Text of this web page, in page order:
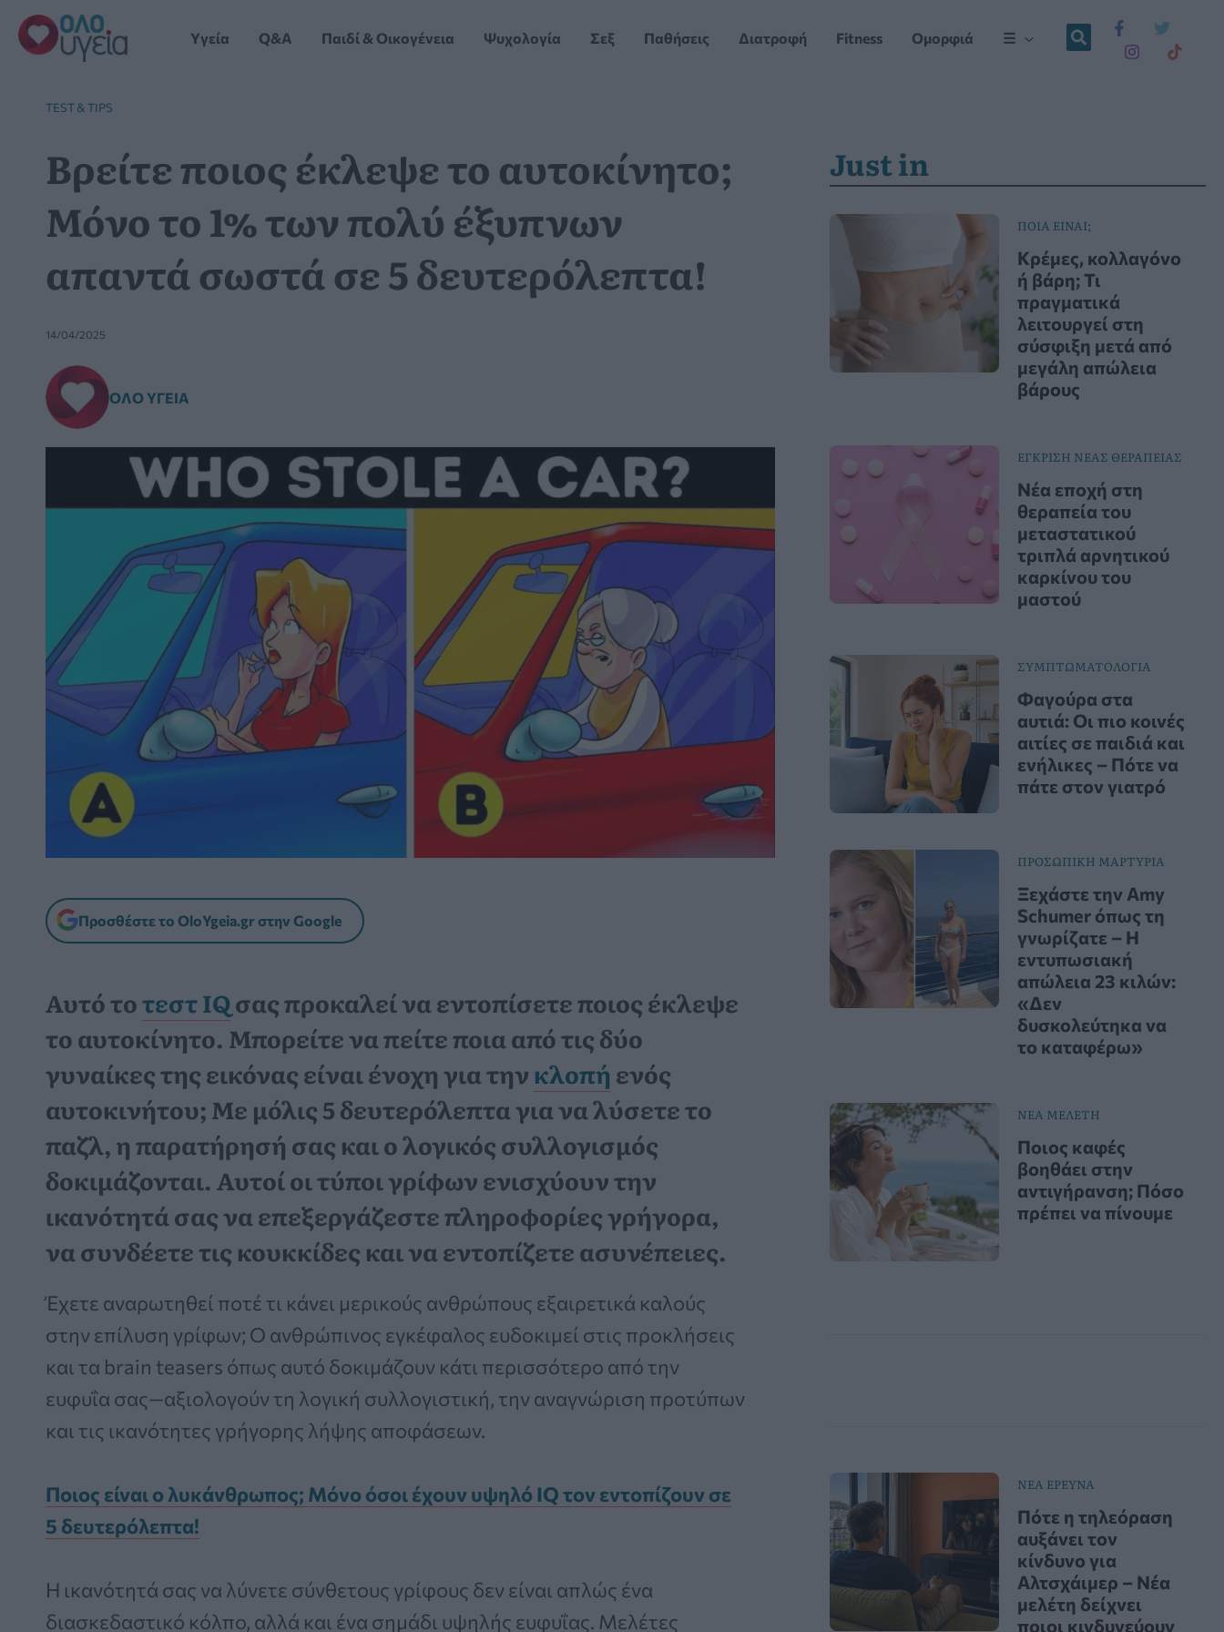
Μετάβαση
στο
περιεχόμενο
Yγεία Q&A Παιδί & Οικογένεια Ψυχολογία Σεξ Παθήσεις Διατροφή Fitness Ομορφιά ☰
TEST & TIPS
Βρείτε ποιος έκλεψε το αυτοκίνητο;
Μόνο το 1% των πολύ έξυπνων
απαντά σωστά σε 5 δευτερόλεπτα!
14/04/2025
ΌΛΟ ΥΓΕΊΑ
Προσθέστε το OloYgeia.gr στην Google
Αυτό τοτεστ IQσας προκαλεί να εντοπίσετε ποιος έκλεψε
το αυτοκίνητο. Μπορείτε να πείτε ποια από τις δύο
γυναίκες της εικόνας είναι ένοχη για την κλοπή ενός
αυτοκινήτου; Με μόλις 5 δευτερόλεπτα για να λύσετε το
παζλ, η παρατήρησή σας και ο λογικός συλλογισμός
δοκιμάζονται. Αυτοί οι τύποι γρίφων ενισχύουν την
ικανότητά σας να επεξεργάζεστε πληροφορίες γρήγορα,
να συνδέετε τις κουκκίδες και να εντοπίζετε ασυνέπειες.
Έχετε αναρωτηθεί ποτέ τι κάνει μερικούς ανθρώπους εξαιρετικά καλούς
στην επίλυση γρίφων; Ο ανθρώπινος εγκέφαλος ευδοκιμεί στις προκλήσεις
και τα brain teasers όπως αυτό δοκιμάζουν κάτι περισσότερο από την
ευφυΐα σας—αξιολογούν τη λογική συλλογιστική, την αναγνώριση προτύπων
και τις ικανότητες γρήγορης λήψης αποφάσεων.
Ποιος είναι ο λυκάνθρωπος; Μόνο όσοι έχουν υψηλό IQ τον εντοπίζουν σε
5 δευτερόλεπτα!
Η ικανότητά σας να λύνετε σύνθετους γρίφους δεν είναι απλώς ένα
διασκεδαστικό κόλπο, αλλά και ένα σημάδι υψηλής ευφυΐας. Μελέτες
Just in
ΠΟΙΑ ΕΙΝΑΙ;
Κρέμες, κολλαγόνο
ή βάρη; Τι
πραγματικά
λειτουργεί στη
σύσφιξη μετά από
μεγάλη απώλεια
βάρους
ΕΓΚΡΙΣΗ ΝΕΑΣ ΘΕΡΑΠΕΙΑΣ
Νέα εποχή στη
θεραπεία του
μεταστατικού
τριπλά αρνητικού
καρκίνου του
μαστού
ΣΥΜΠΤΩΜΑΤΟΛΟΓΙΑ
Φαγούρα στα
αυτιά: Οι πιο κοινές
αιτίες σε παιδιά και
ενήλικες – Πότε να
πάτε στον γιατρό
ΠΡΟΣΩΠΙΚΗ ΜΑΡΤΥΡΙΑ
Ξεχάστε την Amy
Schumer όπως τη
γνωρίζατε – Η
εντυπωσιακή
απώλεια 23 κιλών:
«Δεν
δυσκολεύτηκα να
το καταφέρω»
ΝΕΑ ΜΕΛΕΤΗ
Ποιος καφές
βοηθάει στην
αντιγήρανση; Πόσο
πρέπει να πίνουμε
ΝΕΑ ΕΡΕΥΝΑ
Πότε η τηλεόραση
αυξάνει τον
κίνδυνο για
Αλτσχάιμερ – Νέα
μελέτη δείχνει
ποιοι κινδυνεύουν